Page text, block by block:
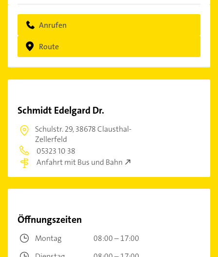
Anrufen
Route
Schmidt Edelgard Dr.
Schulstr. 29,38678 Clausthal-
Zellerfeld
05323 10 38
Anfahrt mit Bus und Bahn
Öffnungszeiten
Montag
08:00 – 17:00